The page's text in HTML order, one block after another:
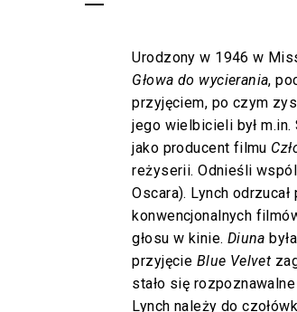
Urodzony w 1946 w
Głowa do wycierania,
przyjęciem, po czym
jego wielbicieli był
jako producent filmu
reżyserii. Odnieśli
Oscara). Lynch
konwencjonalnych
głosu w kinie. Diuna
przyjęcie Blue Velvet
stało się
Lynch należy do